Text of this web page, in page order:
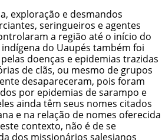
exploração e desmandos
seringueiros e agentes
a região até o início do
do Uaupés também foi
doenças e epidemias trazidas
de clãs, ou mesmo de grupos
desapareceram, pois foram
por epidemias de sarampo e
ainda têm seus nomes citados
e na relação de nomes oferecida
contexto, não é de se
dos missionários salesianos